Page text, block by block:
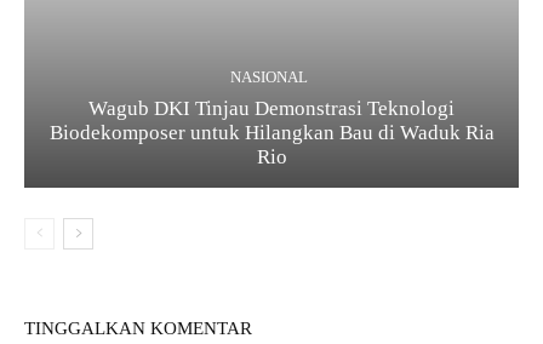
NASIONAL
Wagub DKI Tinjau Demonstrasi Teknologi
Biodekomposer untuk Hilangkan Bau di Waduk Ria
Rio
TINGGALKAN KOMENTAR